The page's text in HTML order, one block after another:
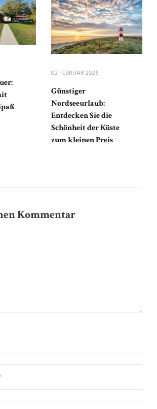
02 FEBRUAR 2026
Günstiger
Nordseeurlaub:
Entdecken Sie die
Schönheit der Küste
zum kleinen Preis
Kommentar